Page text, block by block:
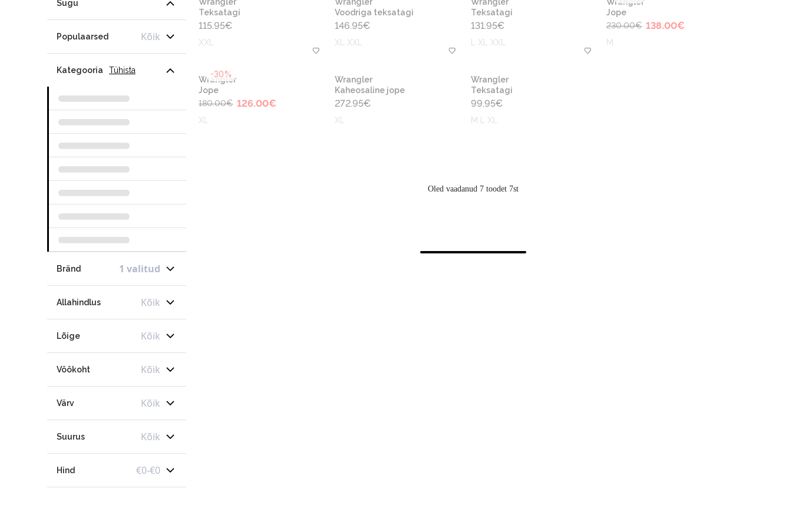
Sugu
Populaarsed Kõik
Kategooria Tühista
Bränd 1 valitud
Allahindlus Kõik
Lõige Kõik
Vöökoht Kõik
Värv Kõik
Suurus Kõik
Hind €0-€0
Teksatagi
115.95€
XXL
Voodriga teksatagi
146.95€
XL XXL
Teksatagi
131.95€
L XL XXL
Jope
230.00€ 138.00€
M
-30%
Wrangler
Jope
180.00€ 126.00€
XL
Wrangler
Kaheosaline jope
272.95€
XL
Wrangler
Teksatagi
99.95€
M L XL
Oled vaadanud 7 toodet 7st